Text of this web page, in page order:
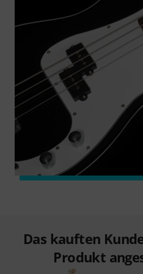
Das kauften
Produkt